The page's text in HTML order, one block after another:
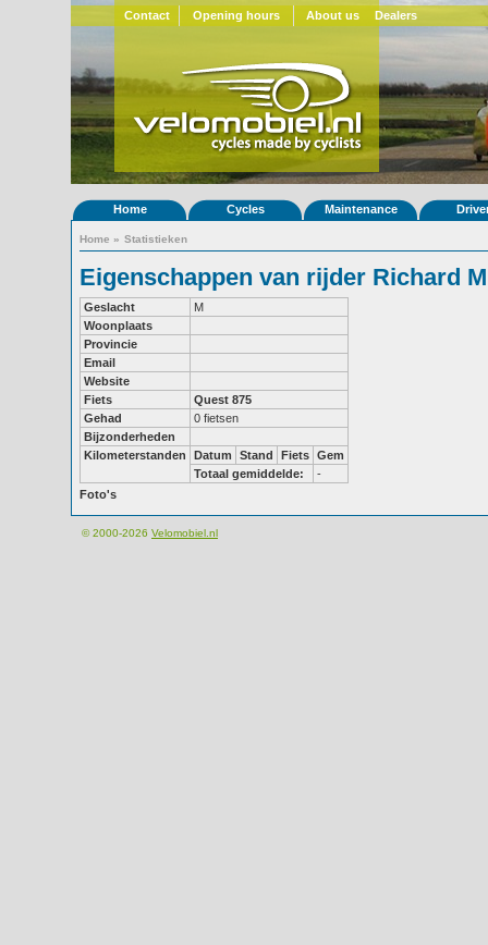
Contact Opening hours About us Dealers
Home Cycles Maintenance
Home » Statistieken
Eigenschappen van rijder Richard M
Geslacht
M
Woonplaats
Provincie
Email
Website
Fiets
Quest 875
Gehad
0 fietsen
Bijzonderheden
Kilometerstanden
Datum Stand Fiets Gem
Totaal gemiddelde:
-
Foto's
© 2000-2026 Velomobiel.nl